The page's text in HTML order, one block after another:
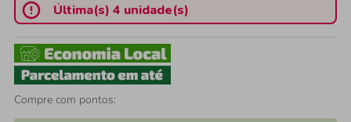
Última(s) 4 unidade(s)
Compre com pontos: